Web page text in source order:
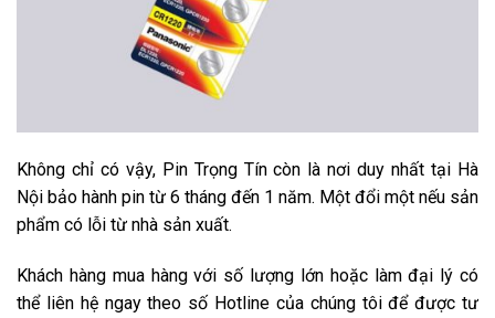
Không chỉ có vậy, Pin Trọng Tín còn là nơi duy nhất tại Hà
Nội bảo hành pin từ 6 tháng đến 1 năm. Một đổi một nếu sản
phẩm có lỗi từ nhà sản xuất.
Khách hàng mua hàng với số lượng lớn hoặc làm đại lý có
thể liên hệ ngay theo số Hotline của chúng tôi để được tư